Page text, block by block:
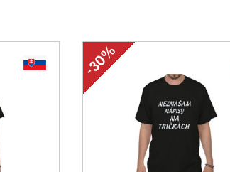
Oboznámil som sa s
(Povinné)
(Povinné)